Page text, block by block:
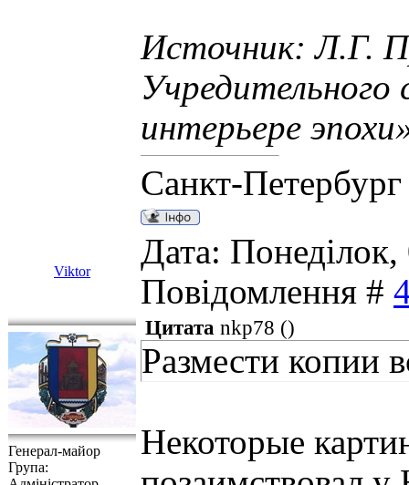
Источник: Л.Г.
интерьере
Санкт-Петербург
Viktor
Дата:
Повідомлення #
Генерал-майор
Група:
Цитата nkp78 ()
Размести копии
Некоторые